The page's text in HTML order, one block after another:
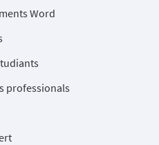
Word
professionals